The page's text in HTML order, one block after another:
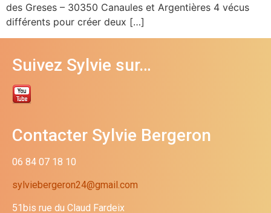
des Greses – 30350 Canaules et Argentières 4 vécus
différents pour créer deux […]
Suivez Sylvie sur…
Contacter Sylvie Bergeron
06 84 07 18 10
sylviebergeron24@gmail.com
51bis rue du Claud Fardeix